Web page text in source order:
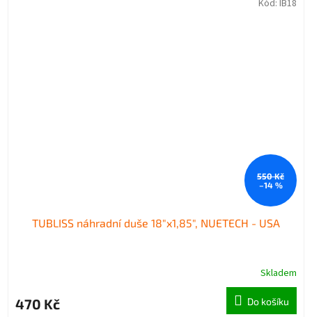
550 Kč
–14 %
TUBLISS náhradní duše 18"x1,85", NUETECH - USA
Skladem
470 Kč Do košíku
Kód: IB18